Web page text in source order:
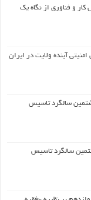
و فناوری از نگاه یک
آینده ولایت در ایران
سالگرد تاسیس
سالگرد تاسیس